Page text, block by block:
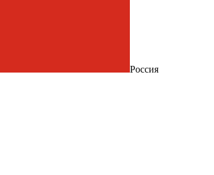
Россия